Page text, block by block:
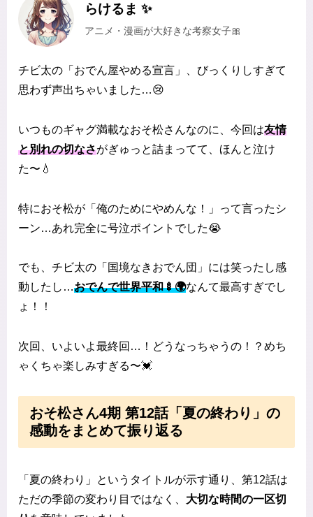
らけるま ✨
アニメ・漫画が大好きな考察女子🎀
チビ太の「おでん屋やめる宣言」、びっくりしすぎて
思わず声出ちゃいました…😢
いつものギャグ満載なおそ松さんなのに、今回は友情
と別れの切なさがぎゅっと詰まってて、ほんと泣け
た〜💧
特におそ松が「俺のためにやめんな！」って言ったシ
ーン…あれ完全に号泣ポイントでした😭
でも、チビ太の「国境なきおでん団」には笑ったし感
動したし…おでんで世界平和🍢🌍なんて最高すぎでし
ょ！！
次回、いよいよ最終回…！どうなっちゃうの！？めち
ゃくちゃ楽しみすぎる〜💓
おそ松さん4期 第12話「夏の終わり」の
感動をまとめて振り返る
「夏の終わり」というタイトルが示す通り、第12話は
ただの季節の変わり目ではなく、 大切な時間の一区切